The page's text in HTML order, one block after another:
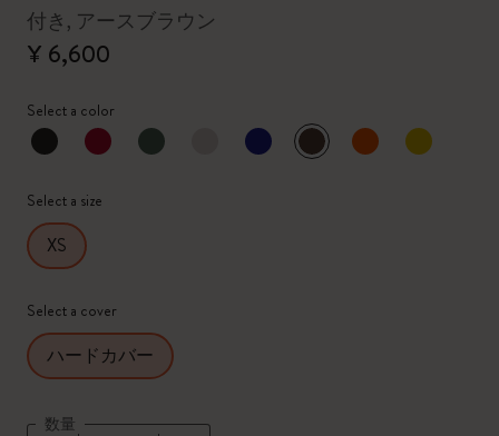
付き, アースブラウン
¥ 6,600
Select a color
選択済
*選択したカラー
Select a size
XS
Select a cover
ハードカバー
数量